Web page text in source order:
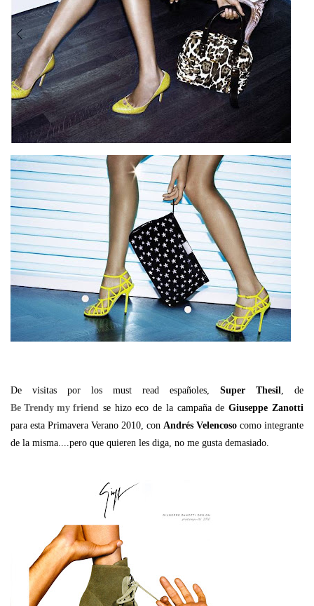
De visitas por los must read españoles, Super Thesil
, de
Be Trendy my friend se hizo eco de la campaña deGiuseppe Zanotti
para esta Primavera Verano 2010, con Andrés Velencoso como integrante
de la misma....pero que quieren les diga, no me gusta demasiado.